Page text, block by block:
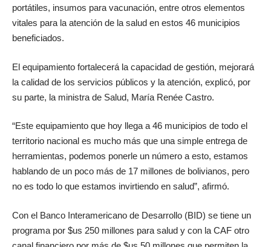
portátiles, insumos para vacunación, entre otros elementos
vitales para la atención de la salud en estos 46 municipios
beneficiados.
El equipamiento fortalecerá la capacidad de gestión, mejorará
la calidad de los servicios públicos y la atención, explicó, por
su parte, la ministra de Salud, María Renée Castro.
“Este equipamiento que hoy llega a 46 municipios de todo el
territorio nacional es mucho más que una simple entrega de
herramientas, podemos ponerle un número a esto, estamos
hablando de un poco más de 17 millones de bolivianos, pero
no es todo lo que estamos invirtiendo en salud”, afirmó.
Con el Banco Interamericano de Desarrollo (BID) se tiene un
programa por $us 250 millones para salud y con la CAF otro